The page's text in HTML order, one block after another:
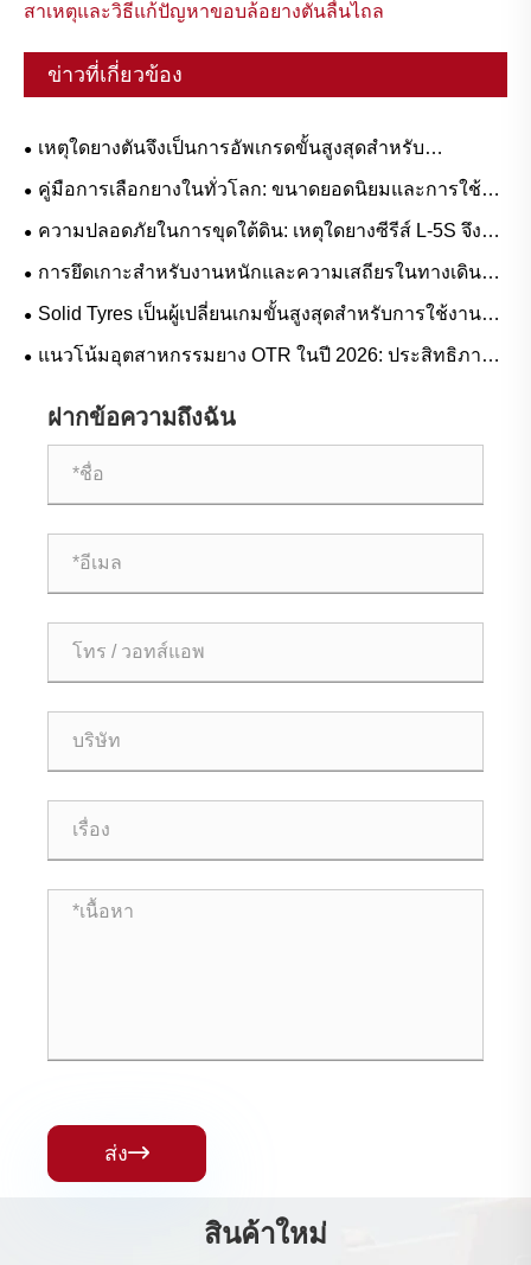
สาเหตุและวิธีแก้ปัญหาขอบล้อยางตันลื่นไถล
ข่าวที่เกี่ยวข้อง
เหตุใดยางตันจึงเป็นการอัพเกรดขั้นสูงสุดสำหรับ
เวิร์กโฟลว์งานหนัก
คู่มือการเลือกยางในทั่วโลก: ขนาดยอดนิยมและการใช้
งานตามสถานการณ์สำหรับยางธรรมชาติกับยางบิวทิล
ความปลอดภัยในการขุดใต้ดิน: เหตุใดยางซีรีส์ L-5S จึงมี
ความสำคัญอย่างยิ่งในการขจัดปัญหาการหยุดทำงานของ
การยึดเกาะสำหรับงานหนักและความเสถียรในทางเดินสูง:
แนวโน้มความต้องการยางล้อรถยกและคู่มือการใช้งาน
Solid Tyres เป็นผู้เปลี่ยนเกมขั้นสูงสุดสำหรับการใช้งาน
หนักหรือไม่?
แนวโน้มอุตสาหกรรมยาง OTR ในปี 2026: ประสิทธิภาพ
ฝากข้อความถึงฉัน
ส่ง
สินค้าใหม่